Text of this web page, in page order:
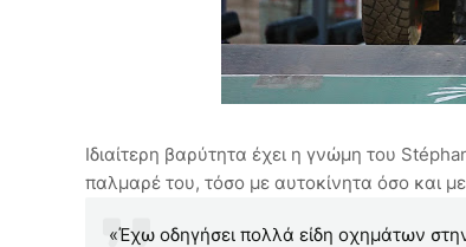
Ιδιαίτερη βαρύτητα έχει η γνώμη του
παλμαρέ του, τόσο με αυτοκίνητα όσο και
«Έχω οδηγήσει πολλά είδη οχημάτων